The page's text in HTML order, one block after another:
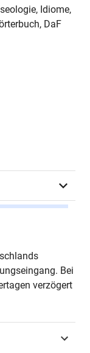
Idiome,
DaF
Bei
verzögert